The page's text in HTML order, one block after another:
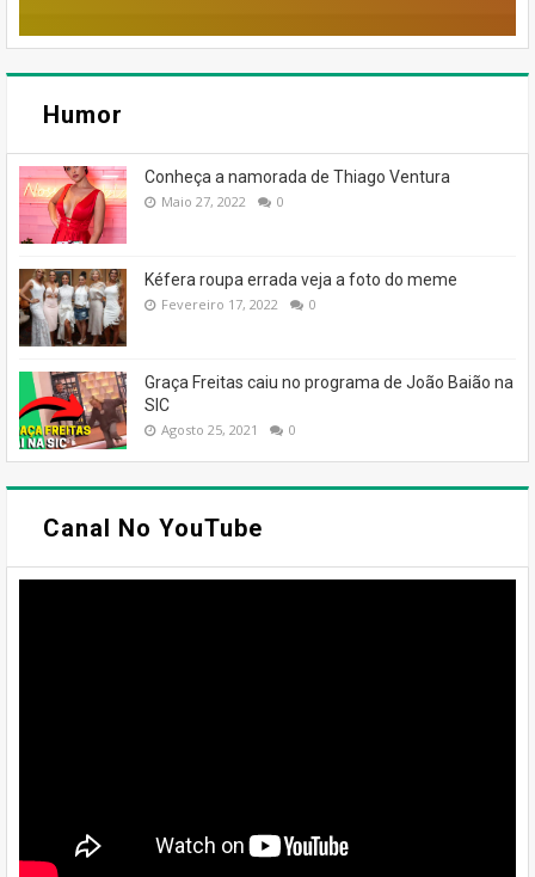
Humor
Conheça a namorada de Thiago Ventura
Maio 27, 2022 0
Kéfera roupa errada veja a foto do meme
Fevereiro 17, 2022 0
Graça Freitas caiu no programa de João Baião na
SIC
Agosto 25, 2021 0
Canal No YouTube